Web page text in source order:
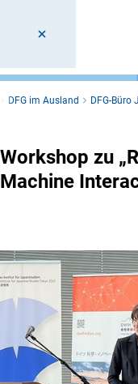
DFG im Ausland DFG-Büro
Workshop zu
Machine